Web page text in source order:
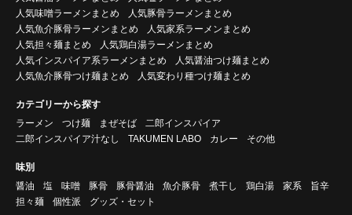
人気味噌ラーメンまとめ
人気豚骨ラーメンまとめ
人気魚介豚骨ラーメンまとめ
人気家系ラーメンまとめ
人気担々麺まとめ
人気鶏白湯ラーメンまとめ
人気インスパイア系ラーメンまとめ
人気醤油つけ麺まとめ
人気魚介豚骨つけ麺まとめ
人気変わり種つけ麺まとめ
カテゴリーから探す
ラーメン
つけ麺 まぜそば
二郎インスパイア
二郎インスパイア汁なし
TAKUMEN LABO カレー その他
味別
醤油
塩 味噌 豚骨 豚骨醤油 魚介豚骨 煮干し 鶏白湯 家系
旨辛
担々麺
個性派 グッズ・セット